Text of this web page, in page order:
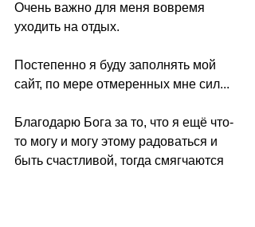
Очень важно для меня вовремя
уходить на отдых.
Постепенно я буду заполнять мой
сайт, по мере отмеренных мне сил...
Благодарю Бога за то, что я ещё что-
то могу и могу этому радоваться и
быть счастливой, тогда смягчаются